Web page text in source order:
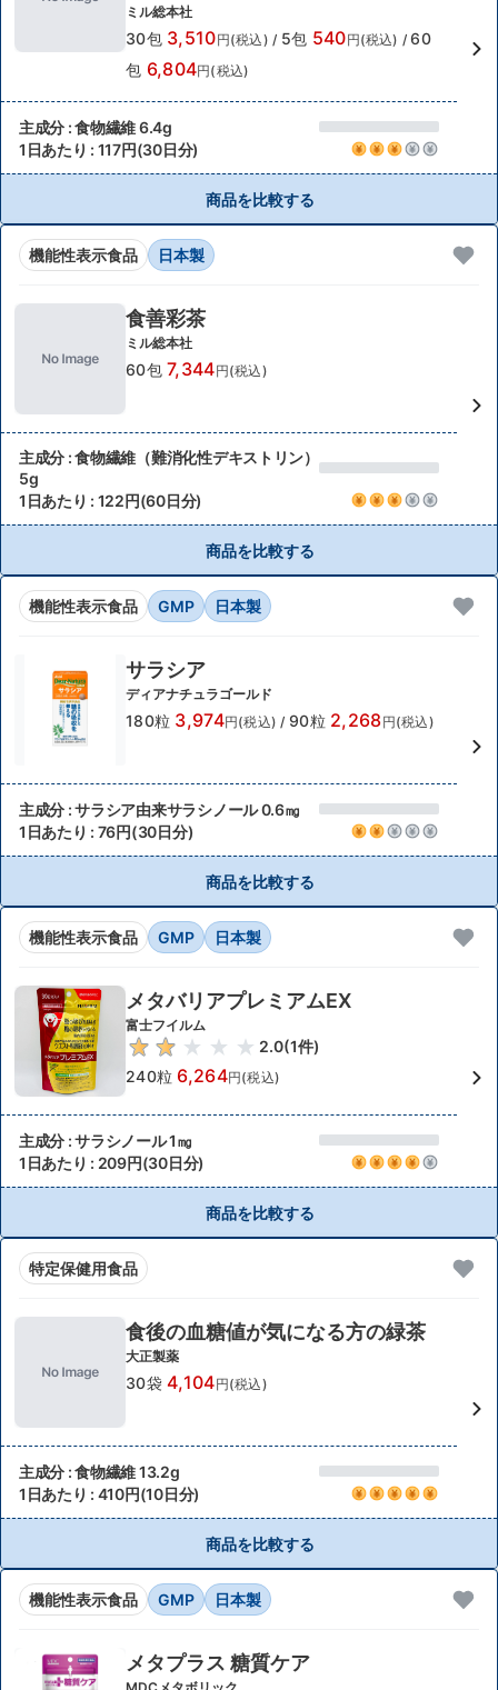
ミル総本社
30包 3,510円(税込) / 5包 540円(税込) / 60
包 6,804円(税込)
主成分 : 食物繊維 6.4g
1日あたり : 117円(30日分)
商品を比較する
機能性表示食品 日本製
食善彩茶
ミル総本社
60包 7,344円(税込)
主成分 : 食物繊維（難消化性デキストリン）
5g
1日あたり : 122円(60日分)
商品を比較する
機能性表示食品 GMP 日本製
サラシア
ディアナチュラゴールド
180粒 3,974円(税込) / 90粒 2,268円(税込)
主成分 : サラシア由来サラシノール 0.6㎎
1日あたり : 76円(30日分)
商品を比較する
機能性表示食品 GMP 日本製
メタバリアプレミアムEX
富士フイルム
2.0(1件)
240粒 6,264円(税込)
主成分 : サラシノール 1㎎
1日あたり : 209円(30日分)
商品を比較する
特定保健用食品
食後の血糖値が気になる方の緑茶
大正製薬
30袋 4,104円(税込)
主成分 : 食物繊維 13.2g
1日あたり : 410円(10日分)
商品を比較する
機能性表示食品 GMP 日本製
メタプラス 糖質ケア